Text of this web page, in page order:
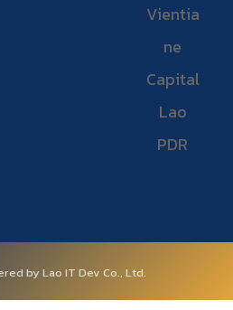
Vientia
ne
Capital
Lao
PDR
by Lao IT Dev Co., Ltd.